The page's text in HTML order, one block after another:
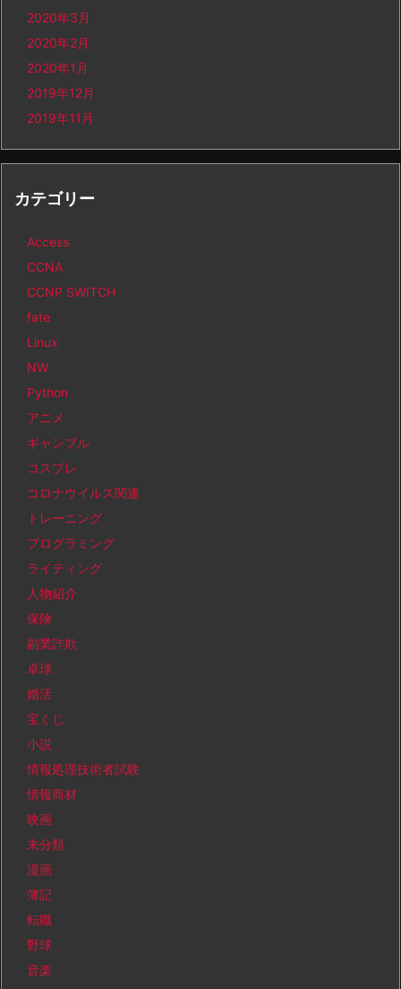
2020年3月
2020年2月
2020年1月
2019年12月
2019年11月
カテゴリー
Access
CCNA
CCNP SWITCH
fate
Linux
NW
Python
アニメ
ギャンブル
コスプレ
コロナウイルス関連
トレーニング
プログラミング
ライティング
人物紹介
保険
副業詐欺
卓球
婚活
宝くじ
小説
情報処理技術者試験
情報商材
映画
未分類
漫画
簿記
転職
野球
音楽